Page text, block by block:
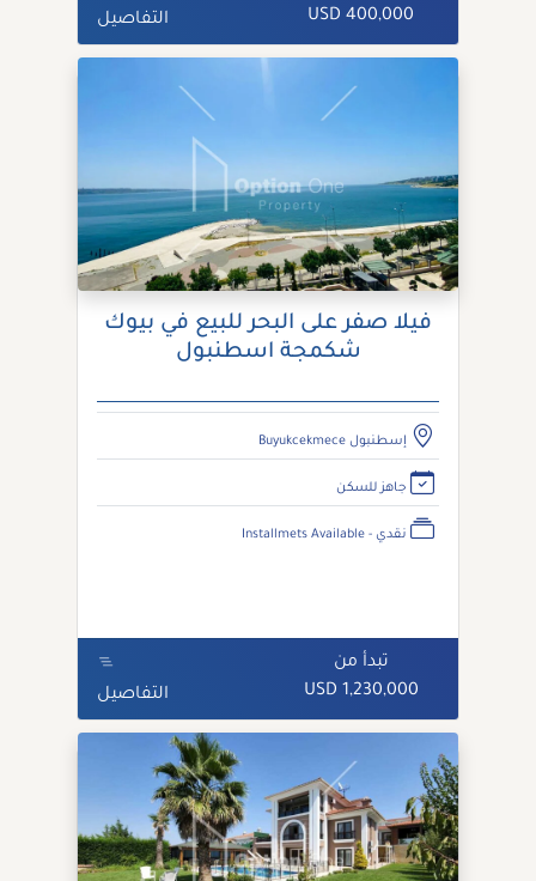
400,000 USD
التفاصيل
فيلا صفر على البحر للبيع في بيوك
شكمجة اسطنبول
إسطنبول Buyukcekmece
جاهز للسكن
نقدي - Installmets Available
تبدأ من
1,230,000 USD
التفاصيل